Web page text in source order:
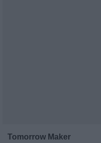
Tomorrow Maker